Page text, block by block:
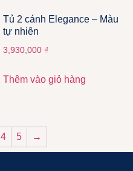
Tủ 2 cánh Elegance – Màu
tự nhiên
3,930,000 ₫
Thêm vào giỏ hàng
4 5 →